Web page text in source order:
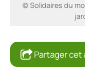
© Solidaires du
Partager cet